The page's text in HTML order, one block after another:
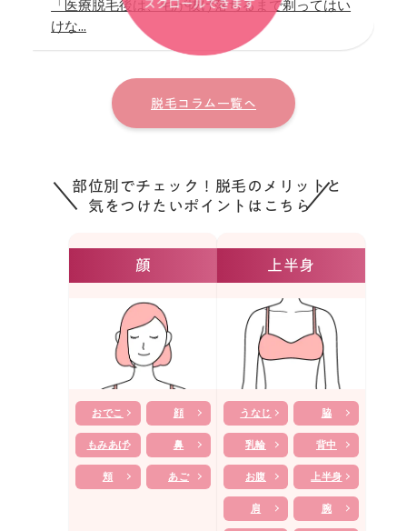
「医療脱毛後は、毛が抜け落ちるまで剃ってはい
けな...
脱毛コラム一覧へ
部位別でチェック！脱毛のメリットと
気をつけたいポイントはこちら
顔
おでこ 顔
もみあげ 鼻
頬 あご
上半身
うなじ 脇
乳輪 背中
お腹 上半身
肩 腕